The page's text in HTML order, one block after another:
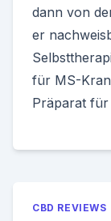
dann von
er
für MS-
Präparat
CBD REVIEWS